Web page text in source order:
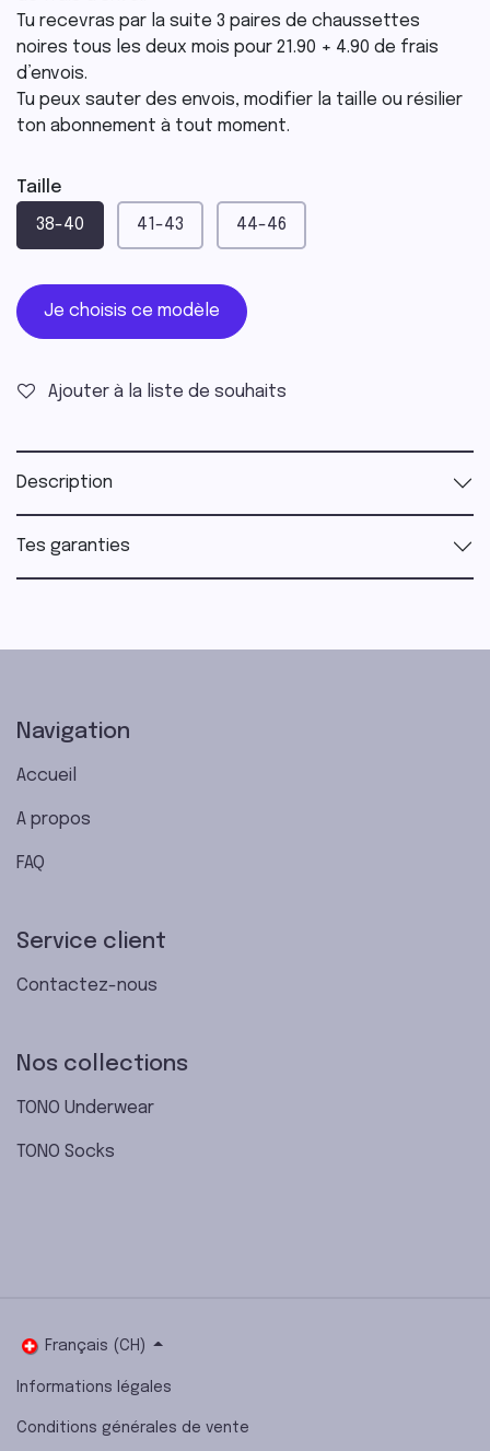
Tu recevras par la suite 3 paires de chaussettes
noires tous les deux mois pour 21.90 + 4.90 de frais
d’envois.
Tu peux sauter des envois, modifier la taille ou résilier
ton abonnement à tout moment.
Taille
38-40
41-43 44-46
Je choisis ce modèle
Ajouter à la liste de souhaits
Description
Tes garanties
Navigation
Accueil
A propos
FAQ
Service client
Contactez-nous
Nos collections
TONO Underwear
TONO Socks
Français (CH)
Informations légales
Conditions générales de vente